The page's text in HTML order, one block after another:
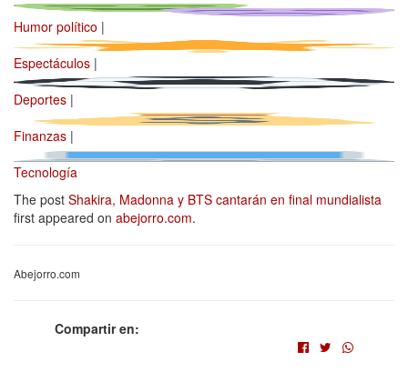
Humor político |
Espectáculos |
Deportes |
Finanzas |
Tecnología
The post Shakira, Madonna y BTS cantarán en final mundialista
first appeared on abejorro.com.
Abejorro.com
Compartir en: